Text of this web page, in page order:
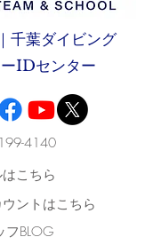
千葉ダイビング
IDセンター
4140
こちら
ントはこちら
フBLOG